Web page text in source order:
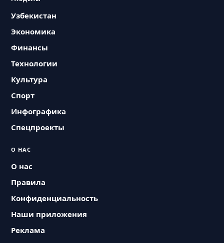
Узбекистан
Экономика
Финансы
Технологии
Культура
Спорт
Инфографика
Спецпроекты
О НАС
О нас
Правила
Конфиденциальность
Наши приложения
Реклама